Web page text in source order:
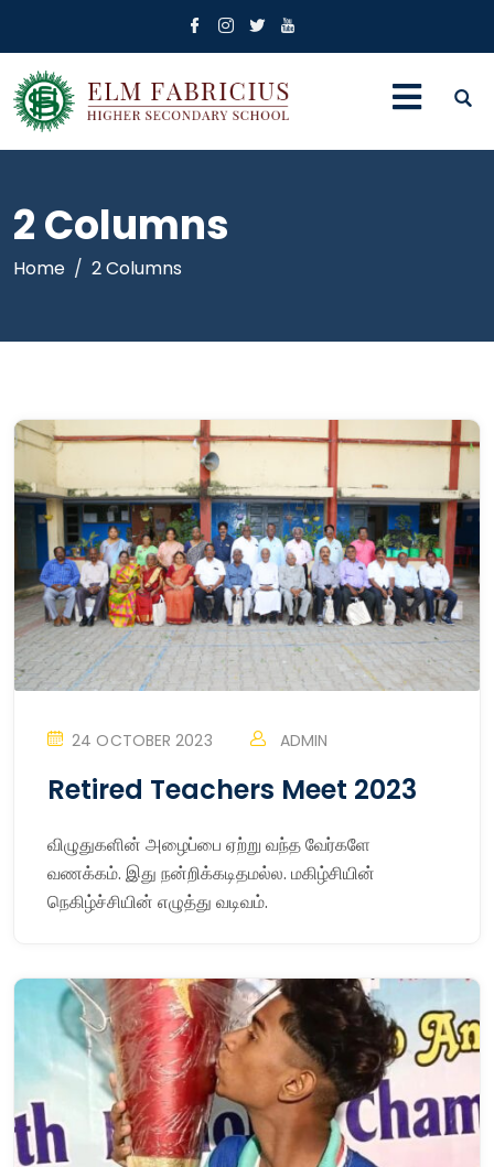
2 Columns
Home 2 Columns
24 OCTOBER 2023 ADMIN
Retired Teachers Meet 2023
விழுதுகளின் அழைப்பை ஏற்று வந்த வேர்களே
வணக்கம். இது நன்றிக்கடிதமல்ல. மகிழ்சியின்
நெகிழ்ச்சியின் எழுத்து வடிவம்.